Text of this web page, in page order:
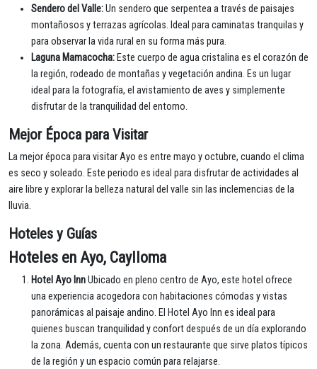
Sendero del Valle:Un sendero que serpentea a través de paisajes
montañosos y terrazas agrícolas. Ideal para caminatas tranquilas y
para observar la vida rural en su forma más pura.
Laguna Mamacocha: Este cuerpo de agua cristalina es el corazón de
la región, rodeado de montañas y vegetación andina. Es un lugar
ideal para la fotografía, el avistamiento de aves y simplemente
disfrutar de la tranquilidad del entorno.
Mejor Época para Visitar
La mejor época para visitar Ayo es entre mayo y octubre, cuando el clima
es seco y soleado. Este periodo es ideal para disfrutar de actividades al
aire libre y explorar la belleza natural del valle sin las inclemencias de la
lluvia.
Hoteles y Guías
Hoteles en Ayo, Caylloma
Hotel Ayo InnUbicado en pleno centro de Ayo, este hotel ofrece
una experiencia acogedora con habitaciones cómodas y vistas
panorámicas al paisaje andino. El Hotel Ayo Inn es ideal para
quienes buscan tranquilidad y confort después de un día explorando
la zona. Además, cuenta con un restaurante que sirve platos típicos
de la región y un espacio común para relajarse.